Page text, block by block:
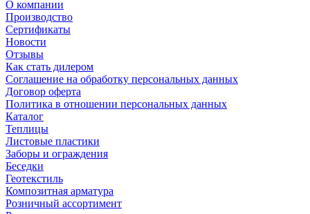
О компании
Производство
Сертификаты
Новости
Отзывы
Как стать дилером
Соглашение на обработку персональных данных
Договор оферта
Политика в отношении персональных данных
Каталог
Теплицы
Листовые пластики
Заборы и ограждения
Беседки
Геотекстиль
Композитная арматура
Розничный ассортимент